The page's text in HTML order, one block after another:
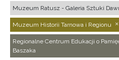
Muzeum Ratusz - Galeria Sztuki
Muzeum Historii Tarnowa i Regionu
Regionalne Centrum Edukacji o
Baszaka